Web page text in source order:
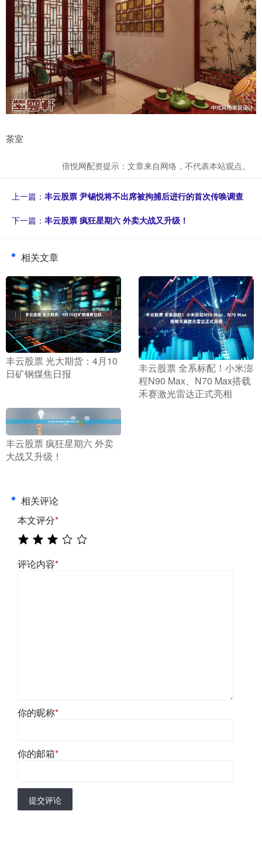
茶室
倍悦网配资提示：文章来自网络，不代表本站观点。
上一篇： 丰云股票 尹锡悦将不出席被拘捕后进行的首次传唤调查
下一篇： 丰云股票 疯狂星期六 外卖大战又升级！
相关文章
​丰云股票 光大期货：4月10
日矿钢煤焦日报
​丰云股票 全系标配！小米澎
程N90 Max、N70 Max搭载
禾赛激光雷达正式亮相
​丰云股票 疯狂星期六 外卖
大战又升级！
相关评论
本文评分*
评论内容*
你的昵称*
你的邮箱*
提交评论